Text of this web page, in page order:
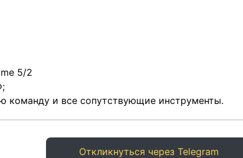
5/2
команду и все сопутствующие инструменты.
Откликнуться через Telegram